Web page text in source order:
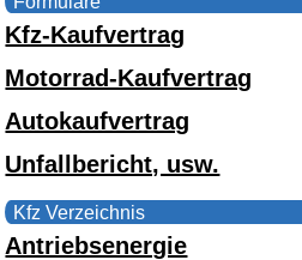
Kfz-Kaufvertrag
Motorrad-Kaufvertrag
Autokaufvertrag
Unfallbericht, usw.
Kfz Verzeichnis
Antriebsenergie